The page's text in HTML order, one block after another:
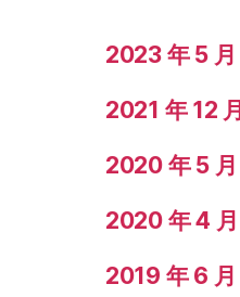
2023 年 5 月
2021 年 12 月
2020 年 5 月
2020 年 4 月
2019 年 6 月